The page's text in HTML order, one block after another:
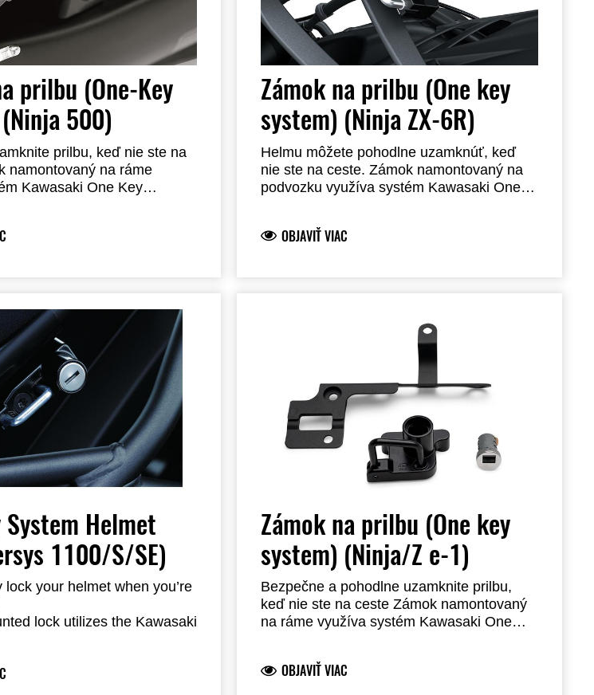
prilbu (One-Key
500)
prilbu, keď nie ste na
namontovaný na ráme
Kawasaki One Key
inštaláciu u predajcu.
Zámok na prilbu (One key
system) (Ninja ZX-6R)
Helmu môžete pohodlne uzamknúť, keď
nie ste na ceste. Zámok namontovaný na
podvozku využíva systém Kawasaki One
zapaľovania. Oceľová konštrukcia.
OBJAVIŤ VIAC
System Helmet
1100/S/SE)
lock your helmet when you’re
lock utilizes the Kawasaki
Zámok na prilbu (One key
system) (Ninja/Z e-1)
Bezpečne a pohodlne uzamknite prilbu,
keď nie ste na ceste Zámok namontovaný
na ráme využíva systém Kawasaki One
zapaľovania. Poznámka: Vyžaduje
OBJAVIŤ VIAC